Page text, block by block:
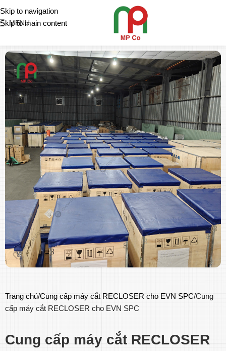
Skip to navigation
Skip to main content
MENU
Trang chủ Cung cấp máy cắt RECLOSER cho EVN SPC Cung
cấp máy cắt RECLOSER cho EVN SPC
Cung cấp máy cắt RECLOSER